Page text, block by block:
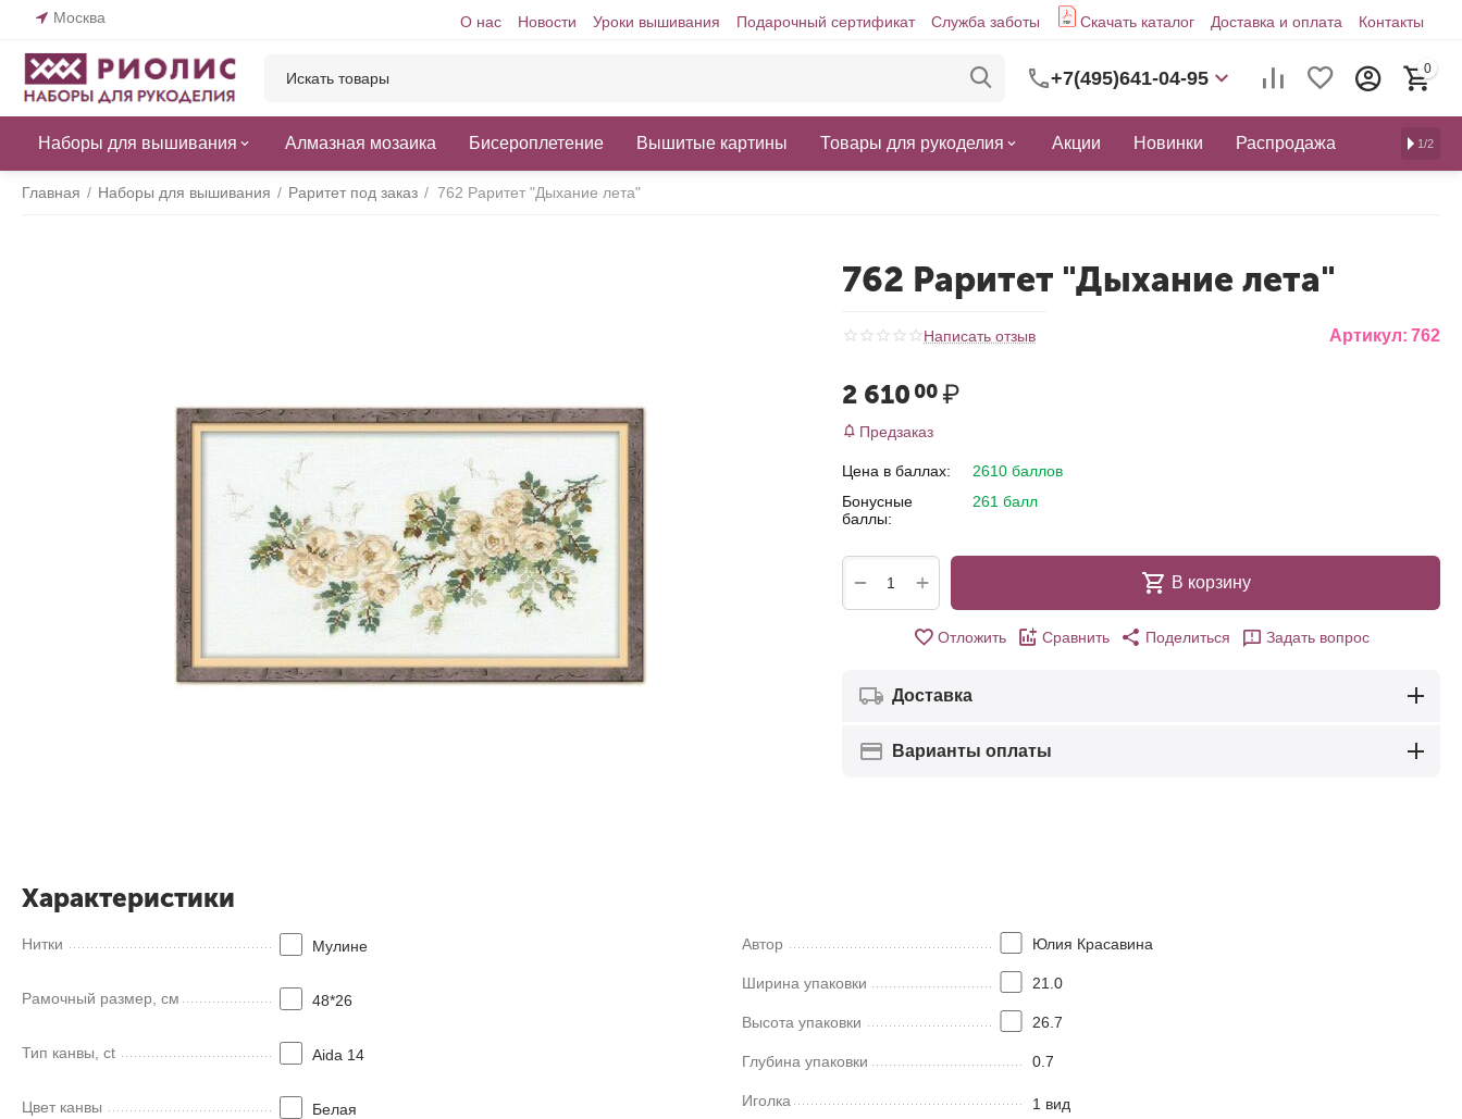
Москва О нас Новости Уроки вышивания Подарочный сертификат Служба заботы Скачать каталог Доставка и оплата Контакты
+7(495)641-04-95 0
Наборы для вышивания Алмазная мозаика Бисероплетение Вышитые картины Товары для рукоделия Акции Новинки Распродажа 1/2
Главная / Наборы для вышивания / Раритет под заказ / 762 Раритет "Дыхание лета"
762 Раритет "Дыхание лета"
Написать отзыв Артикул: 762
2 610 00₽
Предзаказ
Цена в баллах:
2610 баллов
Бонусные
баллы:
261 балл
+
− В корзину
Отложить Сравнить Поделиться Задать вопрос
Доставка
Варианты оплаты
Характеристики
Нитки Мулинe
Рамочный размер, см 48*26
Тип канвы, ct Aida 14
Цвет канвы Белая
Автор Юлия Красавина
Ширина упаковки 21.0
Высота упаковки 26.7
Глубина упаковки 0.7
Иголка 1 вид